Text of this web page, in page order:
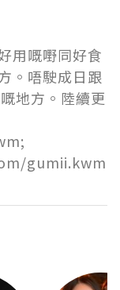
用嘅嘢同好食
。唔駛成日跟
地方。陸續更
gumii.kwm